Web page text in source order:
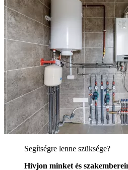
Segítségre lenne szüksége?
Hívjon minket és